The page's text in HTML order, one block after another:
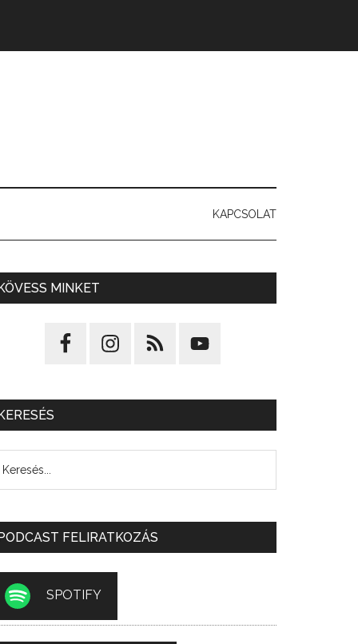
KAPCSOLAT
MINKET
FELIRATKOZÁS
SPOTIFY